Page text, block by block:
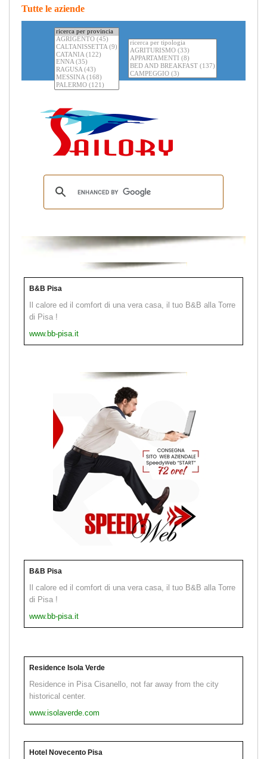
Tutte le aziende
B&B Pisa
Il calore ed il comfort di una vera casa, il tuo B&B alla Torre
di Pisa !
www.bb-pisa.it
B&B Pisa
Il calore ed il comfort di una vera casa, il tuo B&B alla Torre
di Pisa !
www.bb-pisa.it
Residence Isola Verde
Residence in Pisa Cisanello, not far away from the city
historical center.
www.isolaverde.com
Hotel Novecento Pisa